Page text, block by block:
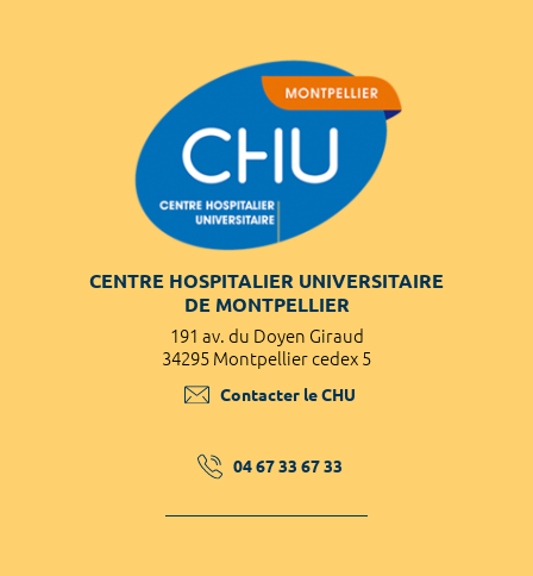
CENTRE HOSPITALIER UNIVERSITAIRE
DE MONTPELLIER
191 av. du Doyen Giraud
34295 Montpellier cedex 5
Contacter le CHU
04 67 33 67 33